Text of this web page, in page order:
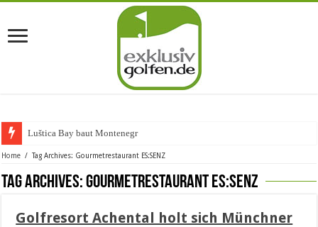
Luštica Bay baut Montenegros ers
Home / Tag Archives: Gourmetrestaurant ES:SENZ
Tag Archives:Gourmetrestaurant ES:SENZ
Golfresort Achental holt sich Münchner